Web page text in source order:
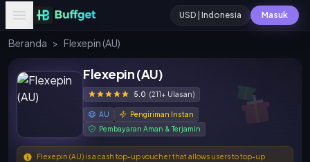
USD | Indonesia Masuk
Beranda > Flexepin (AU)
Flexepin (AU)
5.0 (211+ Ulasan)
AU
Pengiriman Instan
Pembayaran Aman & Terjamin
Flexepin (AU) is a cash top-up voucher that allows users to top-up